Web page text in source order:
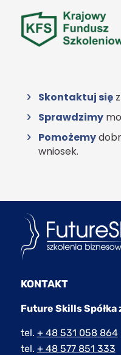
Skontaktuj sięz
Sprawdzimy
Pomożemy
wniosek.
KONTAKT
Future Skills Spółka
tel. + 48 531 058 864
tel. + 48 577 851 333